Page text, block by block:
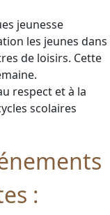
jeunesse
les jeunes dans
de loisirs. Cette
respect et à la
scolaires
: